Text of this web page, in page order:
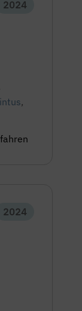
2024
,
2024